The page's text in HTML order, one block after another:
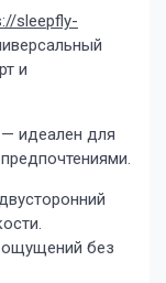
sleepfly-
и
— идеален для
без